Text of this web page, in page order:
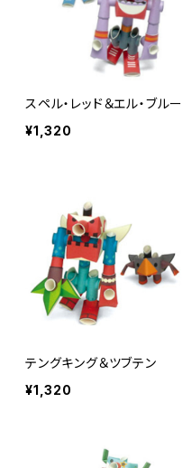
スペル・レッド＆エル・ブルー
¥1,320
テングキング＆ツブテン
¥1,320